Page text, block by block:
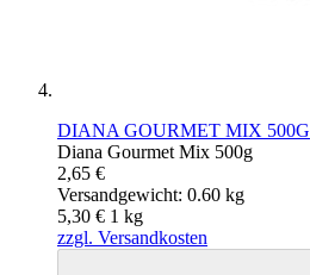
DIANA GOURMET MIX 500G
Diana Gourmet Mix 500g
2,65 €
Versandgewicht: 0.60 kg
5,30 € 1 kg
zzgl. Versandkosten